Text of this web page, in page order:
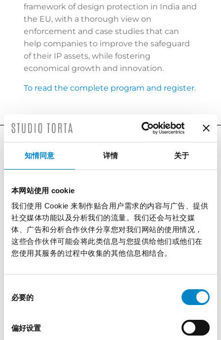
知情同意 详情 关于
本网站使用 cookie
我们使用 Cookie 来制作贴合用户需求的内容与广告、提供
社交媒体功能以及分析我们的流量。我们还会与社交媒
体、广告和分析合作伙伴分享您对我们网站的使用情况，
这些合作伙伴可能会将此类信息与您提供给他们或他们在
您使用其服务的过程中收集的其他信息相结合。
必要的
偏好设置
framework of design protection in India and
the EU, with a thorough view on
enforcement and case studies that can
help companies to improve the safeguard
of their IP assets, while fostering
economical growth and innovation.
To read the complete program and register.
最新消息